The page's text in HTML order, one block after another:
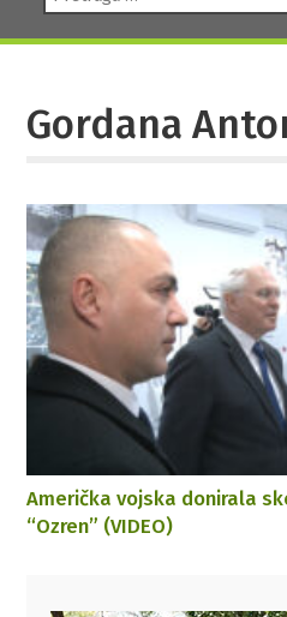
Gordana
Američka vojska donirala
“Ozren” (VIDEO)